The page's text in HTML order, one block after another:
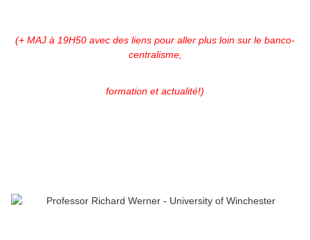
(+ MAJ à 19H50 avec des liens pour aller plus loin sur le banco-
centralisme,
formation et actualité!)